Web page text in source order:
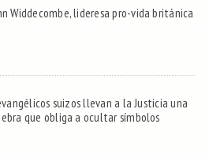
Widdecombe, lideresa pro-vida británica
suizos llevan a la Justicia una
que obliga a ocultar símbolos